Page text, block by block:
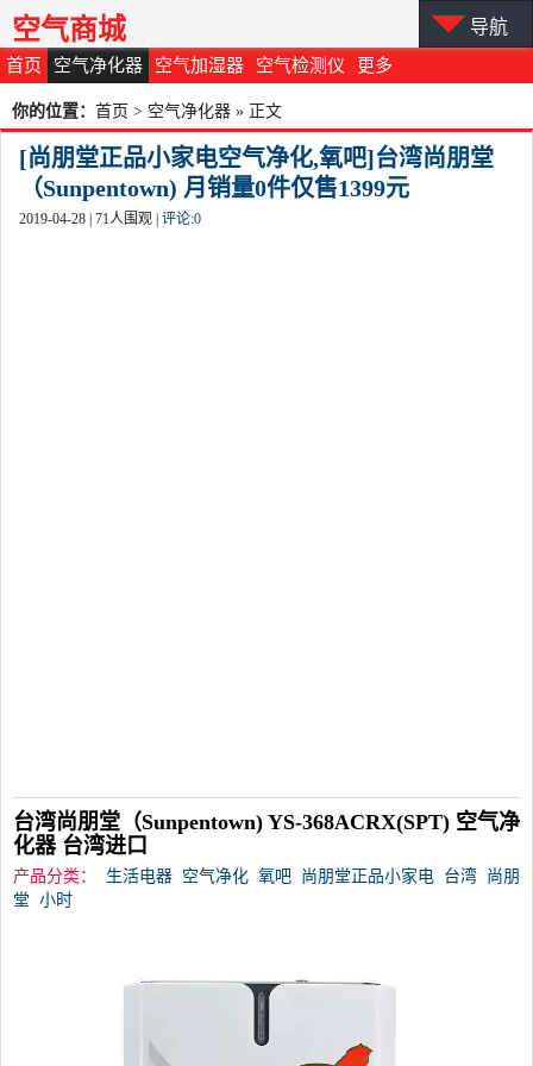
首页 空气净化器 空气加湿器 空气检测仪 更多
空气商城 导航
你的位置： 首页 > 空气净化器 » 正文
[尚朋堂正品小家电空气净化,氧吧]台湾尚朋堂
（Sunpentown) 月销量0件仅售1399元
2019-04-28 | 71人围观 | 评论:0
台湾尚朋堂（Sunpentown) YS-368ACRX(SPT) 空气净
化器 台湾进口
产品分类： 生活电器 空气净化 氧吧 尚朋堂正品小家电 台湾 尚朋
堂 小时